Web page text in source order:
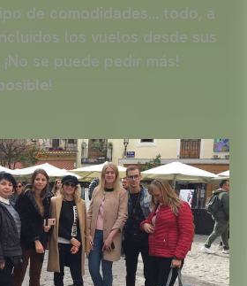
de comodidades… todo, a
los vuelos desde sus
se puede pedir más!